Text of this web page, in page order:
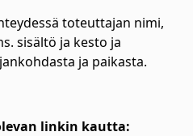
toteuttajan nimi,
sisältö ja kesto ja
ja paikasta.
linkin kautta: